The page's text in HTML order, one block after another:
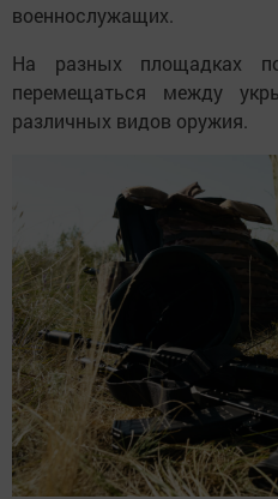
военнослужащих.
На разных площадках
перемещаться между
различных видов оружия.